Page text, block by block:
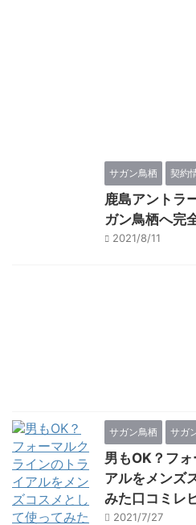
サガン鳥栖 契約
鹿島アントラ
ガン鳥栖へ完
2021/8/11
サガン鳥栖 サガ
男もOK？フ
アルをメンズ
みた口コミレ
2021/7/27